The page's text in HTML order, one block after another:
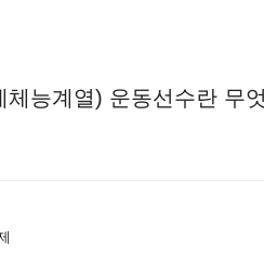
능계열) 운동선수란 무